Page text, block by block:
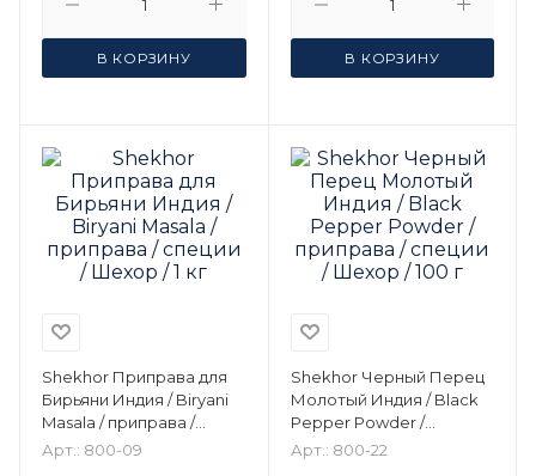
В КОРЗИНУ В КОРЗИНУ
Shekhor Приправа для
Бирьяни Индия / Biryani
Masala / приправа /
специи / Шехор / 1 кг
Арт.: 800-09
Shekhor Черный Перец
Молотый Индия / Black
Pepper Powder /
приправа / специи /
Арт.: 800-22